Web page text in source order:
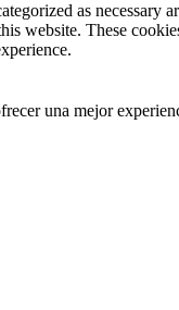
as necessary
website. These
una mejor